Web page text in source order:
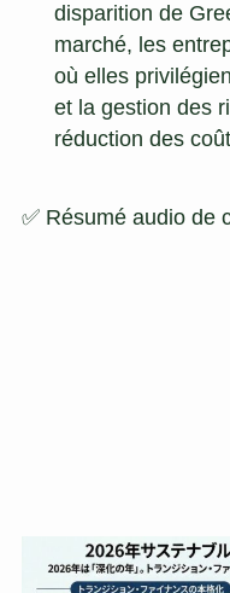
disparition de
marché, les
où elles
et la gestion des
réduction des
✅ Résumé audio de